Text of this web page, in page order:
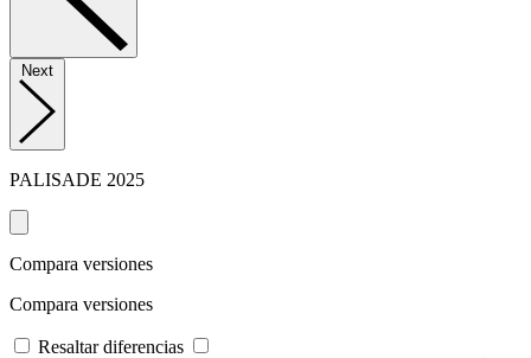
Next
PALISADE 2025
Compara versiones
Compara versiones
Resaltar diferencias